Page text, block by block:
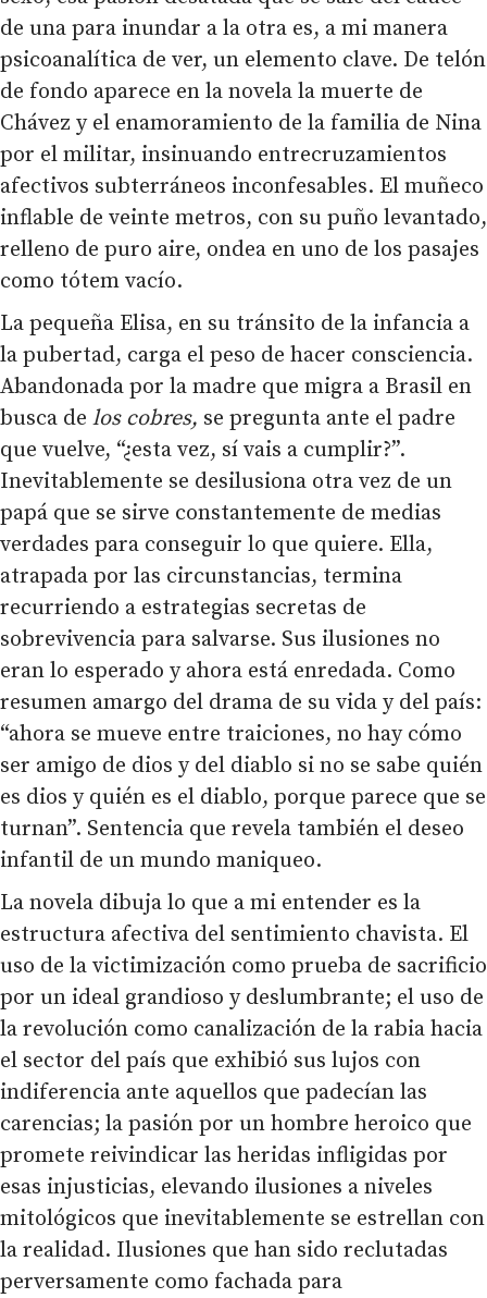
de una para inundar a la otra es, a mi manera
psicoanalítica de ver, un elemento clave. De telón
de fondo aparece en la novela la muerte de
Chávez y el enamoramiento de la familia de Nina
por el militar, insinuando entrecruzamientos
afectivos subterráneos inconfesables. El muñeco
inflable de veinte metros, con su puño levantado,
relleno de puro aire, ondea en uno de los pasajes
como tótem vacío.
La pequeña Elisa, en su tránsito de la infancia a
la pubertad, carga el peso de hacer consciencia.
Abandonada por la madre que migra a Brasil en
busca de los cobres, se pregunta ante el padre
que vuelve, “¿esta vez, sí vais a cumplir?”.
Inevitablemente se desilusiona otra vez de un
papá que se sirve constantemente de medias
verdades para conseguir lo que quiere. Ella,
atrapada por las circunstancias, termina
recurriendo a estrategias secretas de
sobrevivencia para salvarse. Sus ilusiones no
eran lo esperado y ahora está enredada. Como
resumen amargo del drama de su vida y del país:
“ahora se mueve entre traiciones, no hay cómo
ser amigo de dios y del diablo si no se sabe quién
es dios y quién es el diablo, porque parece que se
turnan”. Sentencia que revela también el deseo
infantil de un mundo maniqueo.
La novela dibuja lo que a mi entender es la
estructura afectiva del sentimiento chavista. El
uso de la victimización como prueba de sacrificio
por un ideal grandioso y deslumbrante; el uso de
la revolución como canalización de la rabia hacia
el sector del país que exhibió sus lujos con
indiferencia ante aquellos que padecían las
carencias; la pasión por un hombre heroico que
promete reivindicar las heridas infligidas por
esas injusticias, elevando ilusiones a niveles
mitológicos que inevitablemente se estrellan con
la realidad. Ilusiones que han sido reclutadas
perversamente como fachada para